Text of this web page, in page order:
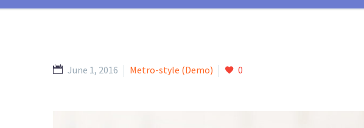
June 1, 2016 Metro-style (Demo) 0